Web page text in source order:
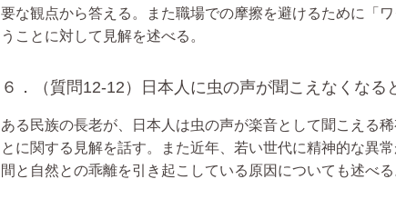
要な観点から答える。また職場での摩擦を避けるために「
うことに対して見解を述べる。
６．（質問12-12）日本人に虫の声が聞こえなくな
ある民族の長老が、日本人は虫の声が楽音として聞こえる
とに関する見解を話す。また近年、若い世代に精神的な異
間と自然との乖離を引き起こしている原因についても述べる